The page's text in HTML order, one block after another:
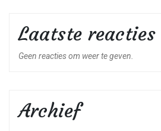
Laatste reacties
Geen reacties om weer te geven.
Archief